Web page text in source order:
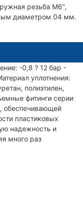
резьба M6",
диаметром 04 мм.
-0,8 ? 12 бар -
уплотнения:
полиэтилен,
фитинги серии
обеспечивающей
пластиковых
надежность и
много раз